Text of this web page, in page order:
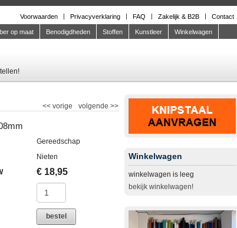
Voorwaarden Privacyverklaring FAQ Zakelijk & B2B Contact
op maat Benodigdheden Stoffen Kunstleer Winkelwagen
volgende >>
<<vorige
Gereedschap
Nieten
€ 18,95
bestel
Winkelwagen
winkelwagen is leeg
bekijk winkelwagen!